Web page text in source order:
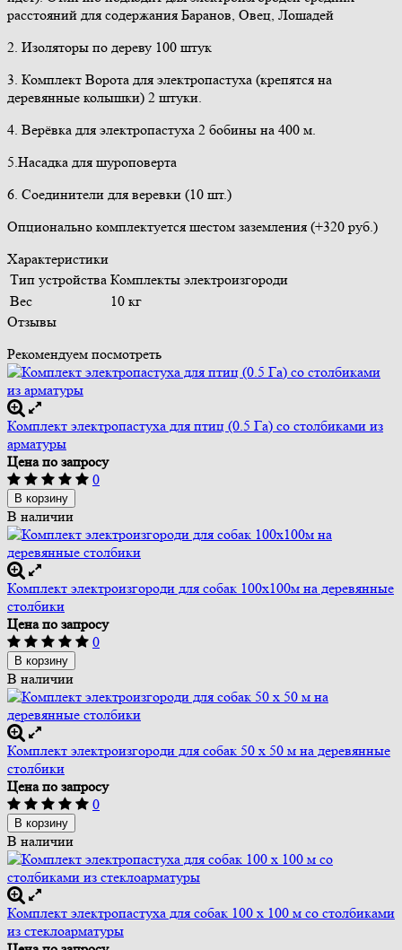
расстояний для содержания Баранов, Овец, Лошадей
2. Изоляторы по дереву 100 штук
3. Комплект Ворота для электропастуха (крепятся на
деревянные колышки) 2 штуки.
4. Верёвка для электропастуха 2 бобины на 400 м.
5.Насадка для шуроповерта
6. Соединители для веревки (10 шт.)
Опционально комплектуется шестом заземления (+320 руб.)
Характеристики
Тип устройства Комплекты электроизгороди
Вес
10 кг
Отзывы
Рекомендуем посмотреть
Комплект электропастуха для птиц (0.5 Га) со столбиками из
арматуры
Цена по запросу
0
В корзину
В наличии
Комплект электроизгороди для собак 100х100м на деревянные
столбики
Цена по запросу
0
В корзину
В наличии
Комплект электроизгороди для собак 50 х 50 м на деревянные
столбики
Цена по запросу
0
В корзину
В наличии
Комплект электропастуха для собак 100 х 100 м со столбиками
из стеклоарматуры